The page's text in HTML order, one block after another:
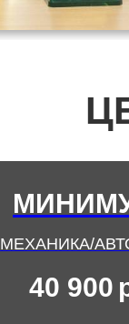
МЕХАНИКА/
40 900